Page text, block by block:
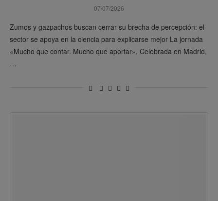
07/07/2026
Zumos y gazpachos buscan cerrar su brecha de percepción: el
sector se apoya en la ciencia para explicarse mejor La jornada
«Mucho que contar. Mucho que aportar», Celebrada en Madrid,
…